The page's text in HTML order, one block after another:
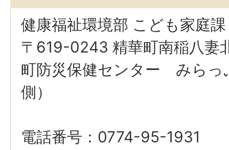
健康福祉環境部 こども家庭
〒619-0243 精華町南稲八妻
町防災保健センター みらっ
側）
電話番号：0774-95-1931